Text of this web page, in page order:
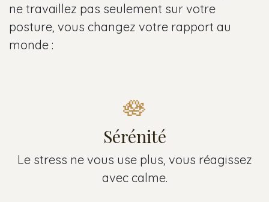
ne travaillez pas seulement sur votre
posture, vous changez votre rapport au
monde :
🪷
Sérénité
Le stress ne vous use plus, vous réagissez
avec calme.